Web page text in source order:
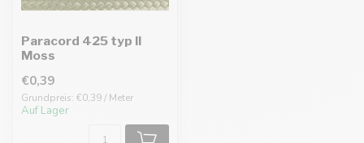
Paracord 425 typ II
Moss
€0,39
Grundpreis: €0,39 / Meter
Auf Lager